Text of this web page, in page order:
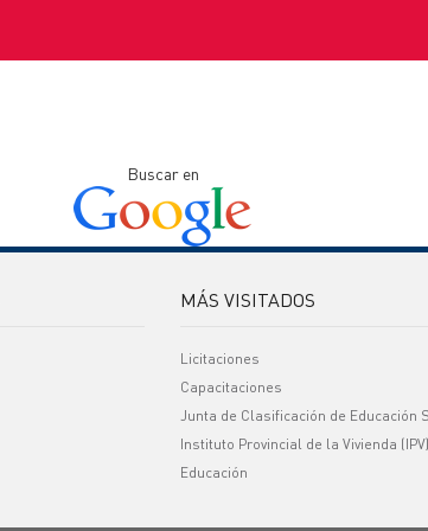
Buscar en
MÁS VISITADOS
Licitaciones
Capacitaciones
Junta de Clasificación de Educación
Instituto Provincial de la Vivienda (IPV)
Educación